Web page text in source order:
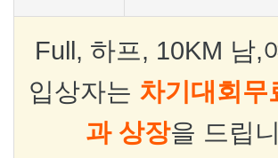
Full, 하프, 10KM 남,
입상자는 차기대회무
과 상장을 드립